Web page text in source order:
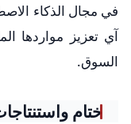
في مجال الذكاء
آي تعزيز مواردها
السوق.
ختام